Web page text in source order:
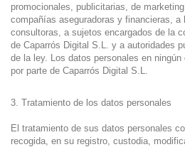
promocionales, publicitarias, de
compañías aseguradoras y financieras, a
consultoras, a sujetos encargados de la
de Caparrós Digital S.L. y a autoridades
de la ley. Los datos personales en
por parte de Caparrós Digital S.L.
3. Tratamiento de los datos personales
El tratamiento de sus datos personales
recogida, en su registro, custodia,